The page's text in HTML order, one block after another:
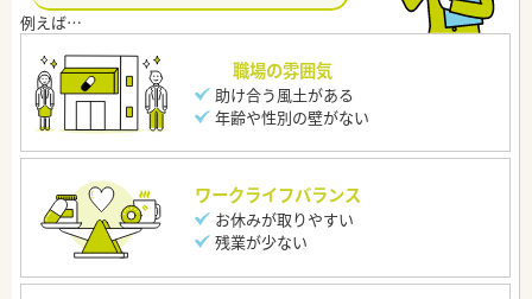
職場の雰囲気
助け合う風土がある
年齢や性別の壁がない
ワークライフバランス
お休みが取りやすい
残業が少ない